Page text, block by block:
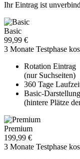
Ihr Eintrag ist
Basic
99,99 €
3 Monate Testphase
Rotation Eintrag
(nur Suchseiten)
360 Tage
Basic-Darstellung
(hintere Plätze
Premium
199,99 €
3 Monate Testphase